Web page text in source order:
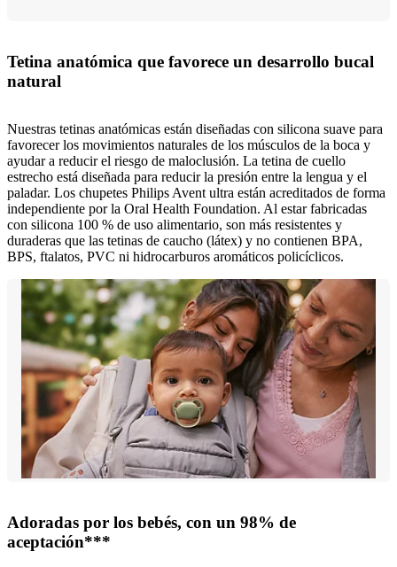
Tetina anatómica que favorece un desarrollo bucal
natural
Nuestras tetinas anatómicas están diseñadas con silicona suave para
favorecer los movimientos naturales de los músculos de la boca y
ayudar a reducir el riesgo de maloclusión. La tetina de cuello
estrecho está diseñada para reducir la presión entre la lengua y el
paladar. Los chupetes Philips Avent ultra están acreditados de forma
independiente por la Oral Health Foundation. Al estar fabricadas
con silicona 100 % de uso alimentario, son más resistentes y
duraderas que las tetinas de caucho (látex) y no contienen BPA,
BPS, ftalatos, PVC ni hidrocarburos aromáticos policíclicos.
Adoradas por los bebés, con un 98% de
aceptación***